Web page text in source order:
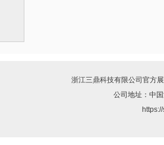
浙江三鼎科技有限公司 官方
公司地址：中